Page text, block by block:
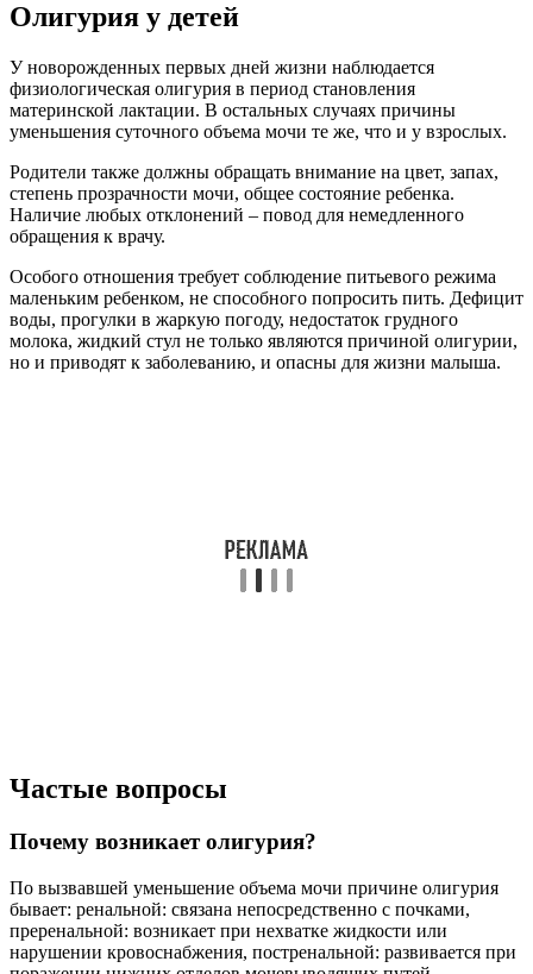
Олигурия у детей
У новорожденных первых дней жизни наблюдается
физиологическая олигурия в период становления
материнской лактации. В остальных случаях причины
уменьшения суточного объема мочи те же, что и у взрослых.
Родители также должны обращать внимание на цвет, запах,
степень прозрачности мочи, общее состояние ребенка.
Наличие любых отклонений – повод для немедленного
обращения к врачу.
Особого отношения требует соблюдение питьевого режима
маленьким ребенком, не способного попросить пить. Дефицит
воды, прогулки в жаркую погоду, недостаток грудного
молока, жидкий стул не только являются причиной олигурии,
но и приводят к заболеванию, и опасны для жизни малыша.
Частые вопросы
Почему возникает олигурия?
По вызвавшей уменьшение объема мочи причине олигурия
бывает: ренальной: связана непосредственно с почками,
преренальной: возникает при нехватке жидкости или
нарушении кровоснабжения, постренальной: развивается при